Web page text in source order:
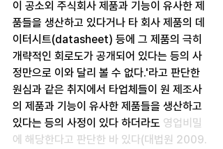
이 공소외 주식회사 제품과 기능이 유사한 제
품들을 생산하고 있다거나 타 회사 제품의 데
이터시트(datasheet) 등에 그 제품의 극히
개략적인 회로도가 공개되어 있다는 등의 사
정만으로 이와 달리 볼 수 없다.'라고 판단한
원심과 같은 취지에서 타업체들이 원 제조사
의 제품과 기능이 유사한 제품들을 생산하고
있다는 등의 사정이 있다 하더라도 영업비밀
에 해당한다고 판단한 바 있다(대법원 2009.